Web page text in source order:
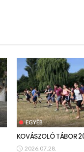
EGYÉB
KOVÁSZOLÓ TÁBOR
2026.07.28.